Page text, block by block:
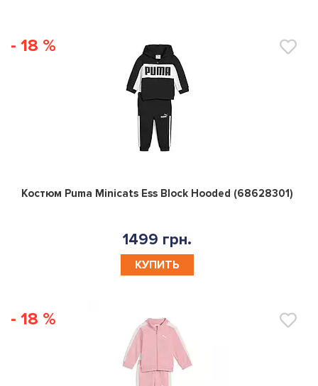
- 18 %
0
Костюм Puma Minicats Ess Block Hooded (68628301)
1499 грн.
КУПИТЬ
- 18 %